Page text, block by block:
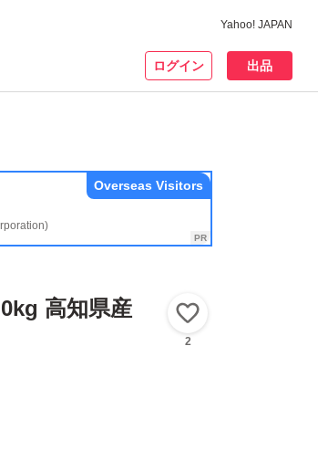
Yahoo! JAPAN
ログイン 出品
Overseas Visitors
高知県産
2